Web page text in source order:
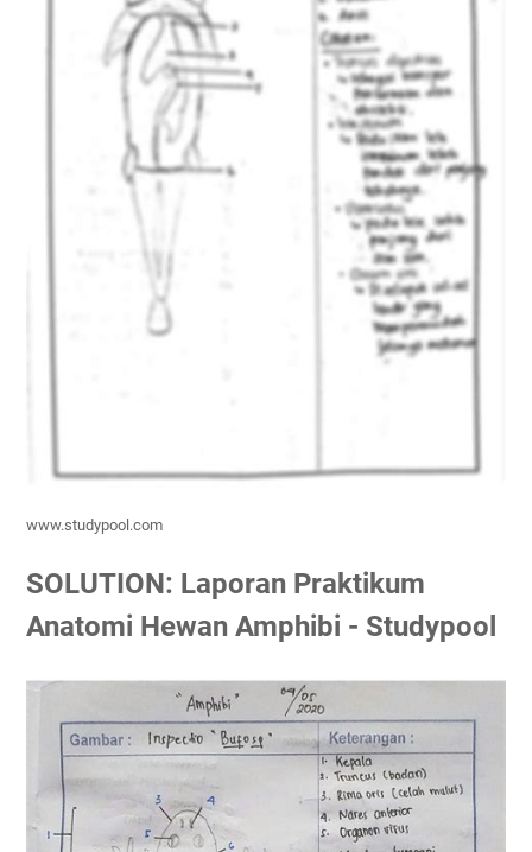
www.studypool.com
SOLUTION: Laporan Praktikum
Anatomi Hewan Amphibi - Studypool